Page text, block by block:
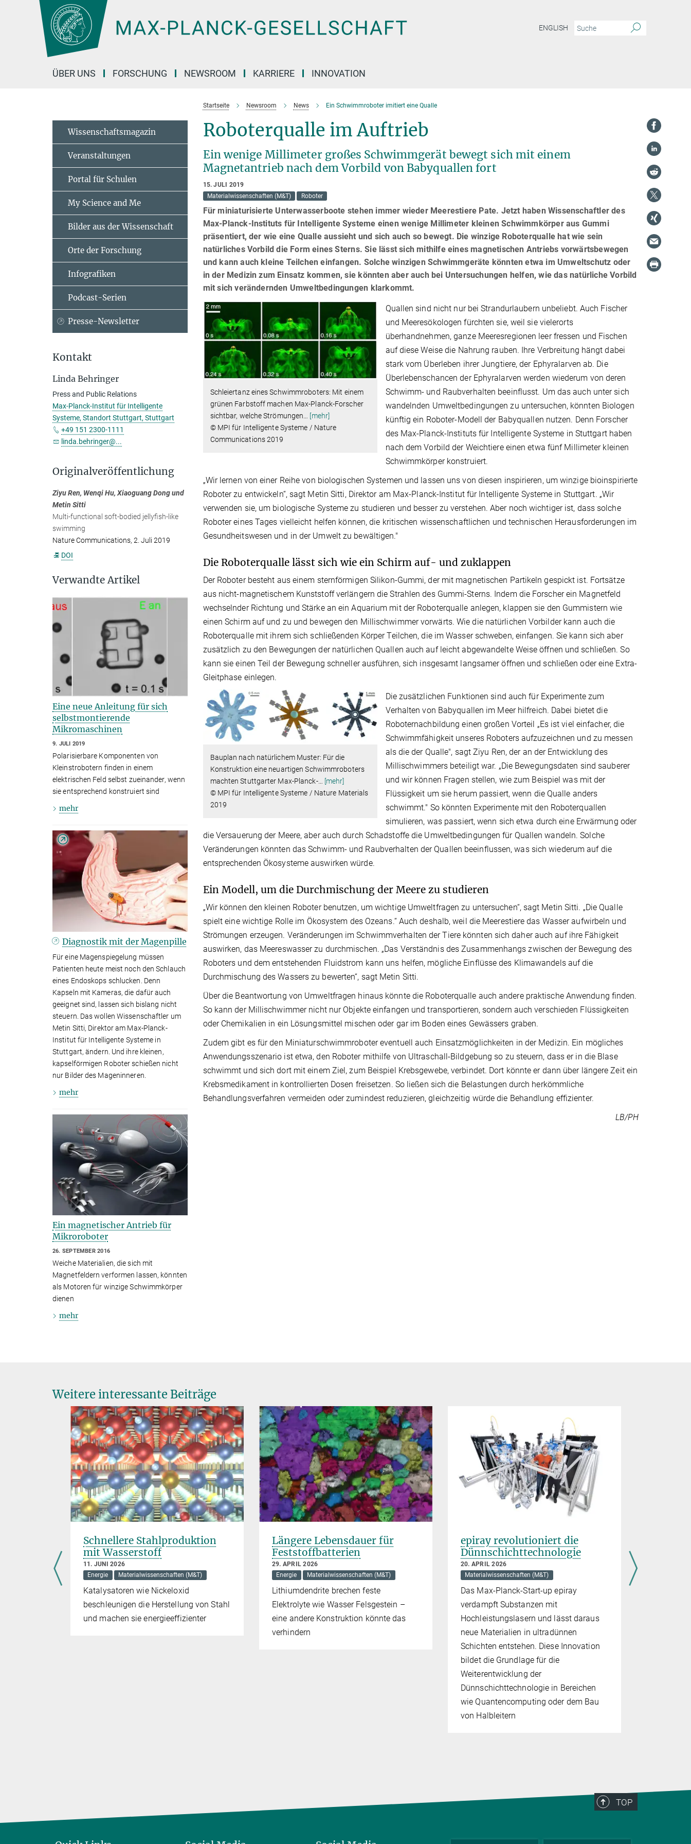
Hauptinhalt
ENGLISH
ÜBER UNS FORSCHUNG NEWSROOM KARRIERE INNOVATION
Startseite Newsroom News Ein Schwimmroboter imitiert eine Qualle
Roboterqualle im Auftrieb
Ein wenige Millimeter großes Schwimmgerät bewegt sich mit einem
Magnetantrieb nach dem Vorbild von Babyquallen fort
15. JULI 2019
Materialwissenschaften (M&T)
Roboter
Für miniaturisierte Unterwasserboote stehen immer wieder Meerestiere Pate. Jetzt haben Wissenschaftler des
Max-Planck-Instituts für Intelligente Systeme einen wenige Millimeter kleinen Schwimmkörper aus Gummi
präsentiert, der wie eine Qualle aussieht und sich auch so bewegt. Die winzige Roboterqualle hat wie sein
natürliches Vorbild die Form eines Sterns. Sie lässt sich mithilfe eines magnetischen Antriebs vorwärtsbewegen
und kann auch kleine Teilchen einfangen. Solche winzigen Schwimmgeräte könnten etwa im Umweltschutz oder
in der Medizin zum Einsatz kommen, sie könnten aber auch bei Untersuchungen helfen, wie das natürliche Vorbild
mit sich verändernden Umweltbedingungen klarkommt.
Schleiertanz eines Schwimmroboters: Mit einem
grünen Farbstoff machen Max-Planck-Forscher
sichtbar, welche Strömungen… [mehr]
© MPI für Intelligente Systeme / Nature
Communications 2019
Quallen sind nicht nur bei Strandurlaubern unbeliebt. Auch Fischer
und Meeresökologen fürchten sie, weil sie vielerorts
überhandnehmen, ganze Meeresregionen leer fressen und Fischen
auf diese Weise die Nahrung rauben. Ihre Verbreitung hängt dabei
stark vom Überleben ihrer Jungtiere, der Ephyralarven ab. Die
Überlebenschancen der Ephyralarven werden wiederum von deren
Schwimm- und Raubverhalten beeinflusst. Um das auch unter sich
wandelnden Umweltbedingungen zu untersuchen, könnten Biologen
künftig ein Roboter-Modell der Babyquallen nutzen. Denn Forscher
des Max-Planck-Instituts für Intelligente Systeme in Stuttgart haben
nach dem Vorbild der Weichtiere einen etwa fünf Millimeter kleinen
Schwimmkörper konstruiert.
„Wir lernen von einer Reihe von biologischen Systemen und lassen uns von diesen inspirieren, um winzige bioinspirierte
Roboter zu entwickeln“, sagt Metin Sitti, Direktor am Max-Planck-Institut für Intelligente Systeme in Stuttgart. „Wir
verwenden sie, um biologische Systeme zu studieren und besser zu verstehen. Aber noch wichtiger ist, dass solche
Roboter eines Tages vielleicht helfen können, die kritischen wissenschaftlichen und technischen Herausforderungen im
Gesundheitswesen und in der Umwelt zu bewältigen."
Die Roboterqualle lässt sich wie ein Schirm auf- und zuklappen
Der Roboter besteht aus einem sternförmigen Silikon-Gummi, der mit magnetischen Partikeln gespickt ist. Fortsätze
aus nicht-magnetischem Kunststoff verlängern die Strahlen des Gummi-Sterns. Indem die Forscher ein Magnetfeld
wechselnder Richtung und Stärke an ein Aquarium mit der Roboterqualle anlegen, klappen sie den Gummistern wie
einen Schirm auf und zu und bewegen den Millischwimmer vorwärts. Wie die natürlichen Vorbilder kann auch die
Roboterqualle mit ihrem sich schließenden Körper Teilchen, die im Wasser schweben, einfangen. Sie kann sich aber
zusätzlich zu den Bewegungen der natürlichen Quallen auch auf leicht abgewandelte Weise öffnen und schließen. So
kann sie einen Teil der Bewegung schneller ausführen, sich insgesamt langsamer öffnen und schließen oder eine Extra-
Gleitphase einlegen.
Bauplan nach natürlichem Muster: Für die
Konstruktion eine neuartigen Schwimmroboters
machten Stuttgarter Max-Planck-… [mehr]
© MPI für Intelligente Systeme / Nature Materials
2019
Die zusätzlichen Funktionen sind auch für Experimente zum
Verhalten von Babyquallen im Meer hilfreich. Dabei bietet die
Roboternachbildung einen großen Vorteil „Es ist viel einfacher, die
Schwimmfähigkeit unseres Roboters aufzuzeichnen und zu messen
als die der Qualle", sagt Ziyu Ren, der an der Entwicklung des
Millischwimmers beteiligt war. „Die Bewegungsdaten sind sauberer
und wir können Fragen stellen, wie zum Beispiel was mit der
Flüssigkeit um sie herum passiert, wenn die Qualle anders
schwimmt." So könnten Experimente mit den Roboterquallen
simulieren, was passiert, wenn sich etwa durch eine Erwärmung oder
die Versauerung der Meere, aber auch durch Schadstoffe die Umweltbedingungen für Quallen wandeln. Solche
Veränderungen könnten das Schwimm- und Raubverhalten der Quallen beeinflussen, was sich wiederum auf die
entsprechenden Ökosysteme auswirken würde.
Ein Modell, um die Durchmischung der Meere zu studieren
„Wir können den kleinen Roboter benutzen, um wichtige Umweltfragen zu untersuchen“, sagt Metin Sitti. „Die Qualle
spielt eine wichtige Rolle im Ökosystem des Ozeans.“ Auch deshalb, weil die Meerestiere das Wasser aufwirbeln und
Strömungen erzeugen. Veränderungen im Schwimmverhalten der Tiere könnten sich daher auch auf ihre Fähigkeit
auswirken, das Meereswasser zu durchmischen. „Das Verständnis des Zusammenhangs zwischen der Bewegung des
Roboters und dem entstehenden Fluidstrom kann uns helfen, mögliche Einflüsse des Klimawandels auf die
Durchmischung des Wassers zu bewerten“, sagt Metin Sitti.
Über die Beantwortung von Umweltfragen hinaus könnte die Roboterqualle auch andere praktische Anwendung finden.
So kann der Millischwimmer nicht nur Objekte einfangen und transportieren, sondern auch verschieden Flüssigkeiten
oder Chemikalien in ein Lösungsmittel mischen oder gar im Boden eines Gewässers graben.
Zudem gibt es für den Miniaturschwimmroboter eventuell auch Einsatzmöglichkeiten in der Medizin. Ein mögliches
Anwendungsszenario ist etwa, den Roboter mithilfe von Ultraschall-Bildgebung so zu steuern, dass er in die Blase
schwimmt und sich dort mit einem Ziel, zum Beispiel Krebsgewebe, verbindet. Dort könnte er dann über längere Zeit ein
Krebsmedikament in kontrollierten Dosen freisetzen. So ließen sich die Belastungen durch herkömmliche
Behandlungsverfahren vermeiden oder zumindest reduzieren, gleichzeitig würde die Behandlung effizienter.
LB/PH
Wissenschaftsmagazin
Veranstaltungen
Portal für Schulen
My Science and Me
Bilder aus der Wissenschaft
Orte der Forschung
Infografiken
Podcast-Serien
Presse-Newsletter
Kontakt
Linda Behringer
Press and Public Relations
Max-Planck-Institut für Intelligente
Systeme, Standort Stuttgart, Stuttgart
+49 151 2300-1111
linda.behringer@...
Originalveröffentlichung
Ziyu Ren, Wenqi Hu, Xiaoguang Dong und
Metin Sitti
Multi-functional soft-bodied jellyfish-like
swimming
Nature Communications, 2. Juli 2019
DOI
Verwandte Artikel
Eine neue Anleitung für sich
selbstmontierende
Mikromaschinen
9. JULI 2019
Polarisierbare Komponenten von
Kleinstrobotern finden in einem
elektrischen Feld selbst zueinander, wenn
sie entsprechend konstruiert sind
mehr
Diagnostik mit der Magenpille
Für eine Magenspiegelung müssen
Patienten heute meist noch den Schlauch
eines Endoskops schlucken. Denn
Kapseln mit Kameras, die dafür auch
geeignet sind, lassen sich bislang nicht
steuern. Das wollen Wissenschaftler um
Metin Sitti, Direktor am Max-Planck-
Institut für Intelligente Systeme in
Stuttgart, ändern. Und ihre kleinen,
kapselförmigen Roboter schießen nicht
nur Bilder des Mageninneren.
mehr
Ein magnetischer Antrieb für
Mikroroboter
26. SEPTEMBER 2016
Weiche Materialien, die sich mit
Magnetfeldern verformen lassen, könnten
als Motoren für winzige Schwimmkörper
dienen
mehr
Weitere interessante Beiträge
Schnellere Stahlproduktion
mit Wasserstoff
11. JUNI 2026
Energie
Materialwissenschaften (M&T)
Katalysatoren wie Nickeloxid
beschleunigen die Herstellung von Stahl
und machen sie energieeffizienter
Längere Lebensdauer für
Feststoffbatterien
29. APRIL 2026
Energie
Materialwissenschaften (M&T)
Lithiumdendrite brechen feste
Elektrolyte wie Wasser Felsgestein –
eine andere Konstruktion könnte das
verhindern
epiray revolutioniert die
Dünnschichttechnologie
20. APRIL 2026
Materialwissenschaften (M&T)
Das Max-Planck-Start-up epiray
verdampft Substanzen mit
Hochleistungslasern und lässt daraus
neue Materialien in ultradünnen
Schichten entstehen. Diese Innovation
bildet die Grundlage für die
Weiterentwicklung der
Dünnschichttechnologie in Bereichen
wie Quantencomputing oder dem Bau
von Halbleitern
TOP